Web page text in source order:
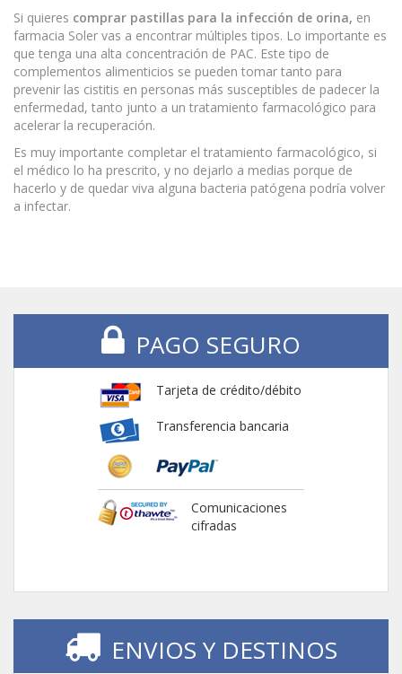
Si quieres comprar pastillas para la infección de orina, en
farmacia Soler vas a encontrar múltiples tipos. Lo importante es
que tenga una alta concentración de PAC. Este tipo de
complementos alimenticios se pueden tomar tanto para
prevenir las cistitis en personas más susceptibles de padecer la
enfermedad, tanto junto a un tratamiento farmacológico para
acelerar la recuperación.
Es muy importante completar el tratamiento farmacológico, si
el médico lo ha prescrito, y no dejarlo a medias porque de
hacerlo y de quedar viva alguna bacteria patógena podría volver
a infectar.
PAGO SEGURO
Tarjeta de crédito/débito
Transferencia bancaria
Comunicaciones
cifradas
ENVIOS Y DESTINOS